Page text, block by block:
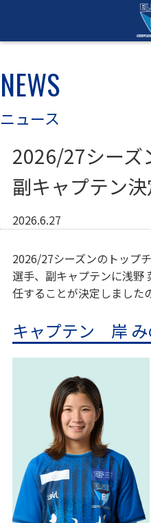
NEWS
ニュース
2026/27シーズ
副キャプテン
2026.6.27
2026/27シーズンのトップ
選手、副キャプテンに浅野
任することが決定しました
キャプテン 岸 み